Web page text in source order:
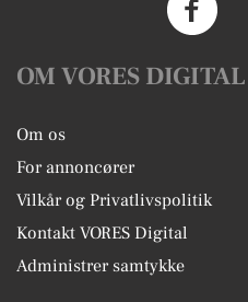
OM VORES DIGITAL
Om os
For annoncører
Vilkår og Privatlivspolitik
Kontakt VORES Digital
Administrer samtykke